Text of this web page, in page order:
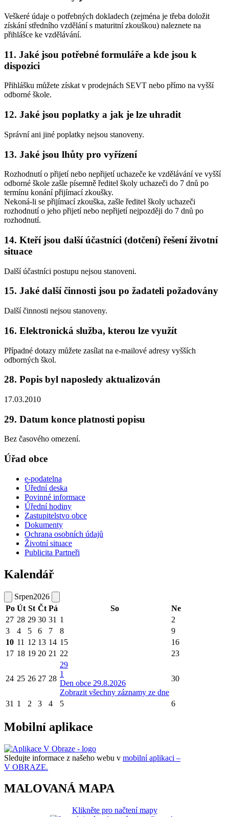
Veškeré údaje o potřebných dokladech (zejména je třeba doložit
získání středního vzdělání s maturitní zkouškou) naleznete na
přihlášce ke vzdělávání.
11. Jaké jsou potřebné formuláře a kde jsou k
dispozici
Přihlášku můžete získat v prodejnách SEVT nebo přímo na vyšší
odborné škole.
12. Jaké jsou poplatky a jak je lze uhradit
Správní ani jiné poplatky nejsou stanoveny.
13. Jaké jsou lhůty pro vyřízení
Rozhodnutí o přijetí nebo nepřijetí uchazeče ke vzdělávání ve vyšší
odborné škole zašle písemně ředitel školy uchazeči do 7 dnů po
termínu konání přijímací zkoušky.
Nekoná-li se přijímací zkouška, zašle ředitel školy uchazeči
rozhodnutí o jeho přijetí nebo nepřijetí nejpozději do 7 dnů po
rozhodnutí.
14. Kteří jsou další účastníci (dotčení) řešení životní
situace
Další účastníci postupu nejsou stanoveni.
15. Jaké další činnosti jsou po žadateli požadovány
Další činnosti nejsou stanoveny.
16. Elektronická služba, kterou lze využít
Případné dotazy můžete zasílat na e-mailové adresy vyšších
odborných škol.
28. Popis byl naposledy aktualizován
17.03.2010
29. Datum konce platnosti popisu
Bez časového omezení.
Úřad obce
e-podatelna
Úřední deska
Povinné informace
Úřední hodiny
Zastupitelstvo obce
Dokumenty
Ochrana osobních údajů
Životní situace
Publicita Partneři
Kalendář
Srpen2026
Po Út St Čt Pá So
Ne
27 28 29 30 31 1
2
3
4 5 6 7 8
9
10 11 12 13 14 15
16
17 18 19 20 21 22 23
24 25 26 27 28
29
1
Den obce 29.8.2026
Zobrazit všechny záznamy ze dne
30
31 1 2 3 4 5 6
Mobilní aplikace
Sledujte informace z našeho webu v mobilní aplikaci –
V OBRAZE.
MALOVANÁ MAPA
Klikněte pro načtení mapy